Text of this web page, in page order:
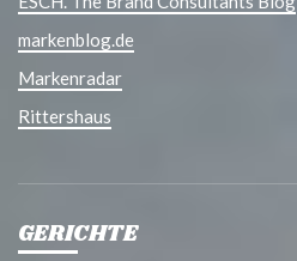
markenblog.de
Markenradar
Rittershaus
GERICHTE